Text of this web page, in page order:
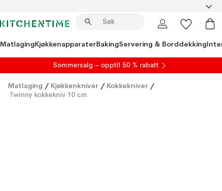
MatlagingKjøkkenapparaterBakingServering & Borddekking
Sommersalg – opptil 50 % rabatt
Matlaging / Kjøkkenkniver / Kokkekniver /
Twinny kokkekniv 10 cm